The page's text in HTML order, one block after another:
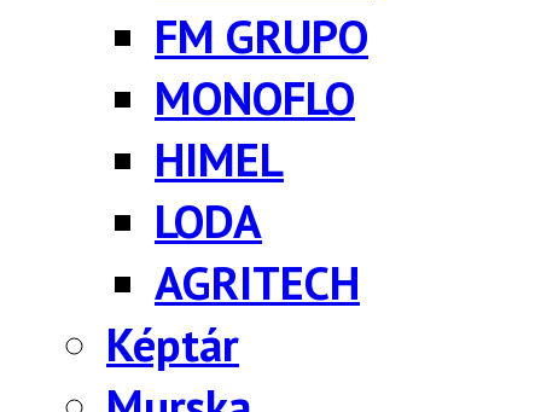
FM GRUPO
MONOFLO
HIMEL
LODA
AGRITECH
Képtár